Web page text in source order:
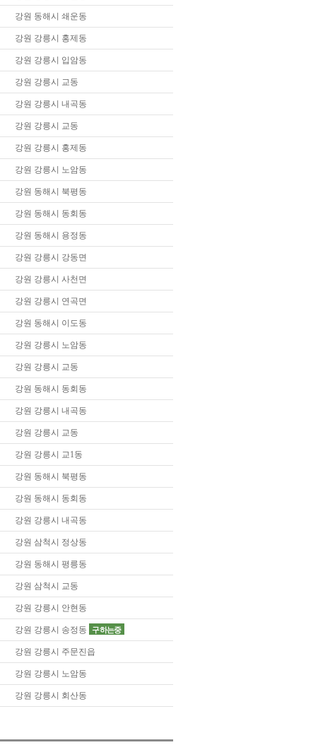
강원 동해시 쇄운동
강원 강릉시 홍제동
강원 강릉시 입암동
강원 강릉시 교동
강원 강릉시 내곡동
강원 강릉시 교동
강원 강릉시 홍제동
강원 강릉시 노암동
강원 동해시 북평동
강원 동해시 동회동
강원 동해시 용정동
강원 강릉시 강동면
강원 강릉시 사천면
강원 강릉시 연곡면
강원 동해시 이도동
강원 강릉시 노암동
강원 강릉시 교동
강원 동해시 동회동
강원 강릉시 내곡동
강원 강릉시 교동
강원 강릉시 교1동
강원 동해시 북평동
강원 동해시 동회동
강원 강릉시 내곡동
강원 삼척시 정상동
강원 동해시 평릉동
강원 삼척시 교동
강원 강릉시 안현동
강원 강릉시 송정동 구하는중
강원 강릉시 주문진읍
강원 강릉시 노암동
강원 강릉시 회산동